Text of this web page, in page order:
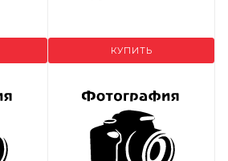
КУПИТЬ